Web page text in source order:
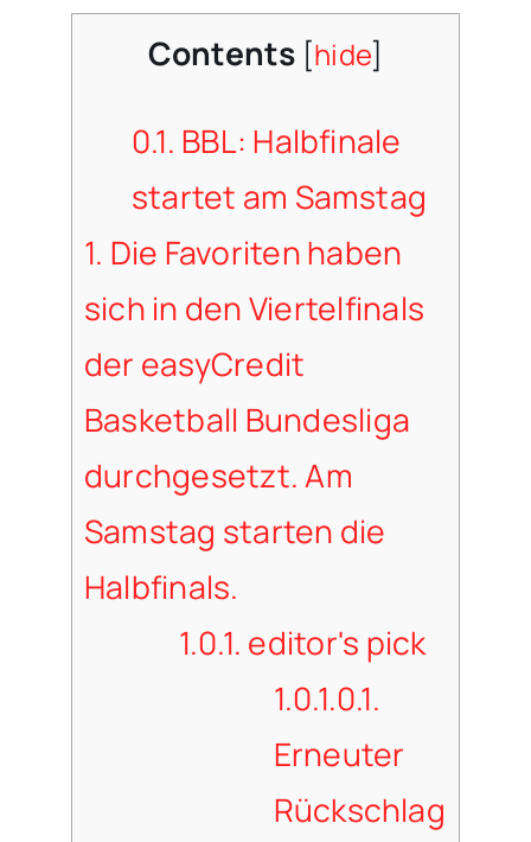
Contents [hide]
0.1. BBL: Halbfinale
startet am Samstag
1. Die Favoriten haben
sich in den Viertelfinals
der easyCredit
Basketball Bundesliga
durchgesetzt. Am
Samstag starten die
Halbfinals.
1.0.1. editor's pick
1.0.1.0.1.
Erneuter
Rückschlag